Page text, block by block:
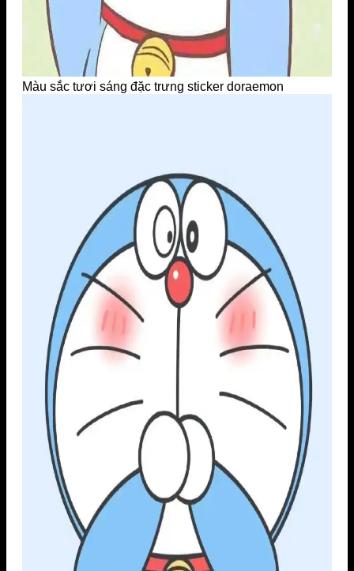
Màu sắc tươi sáng đặc trưng sticker doraemon